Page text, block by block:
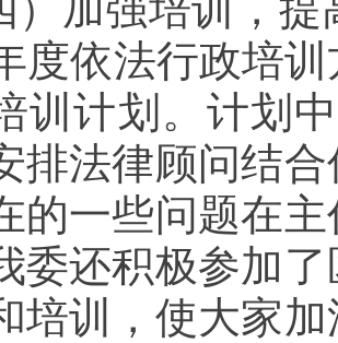
度依法行政培
训计划。计划
排法律顾问结
的一些问题在
委还积极参加
培训，使大家